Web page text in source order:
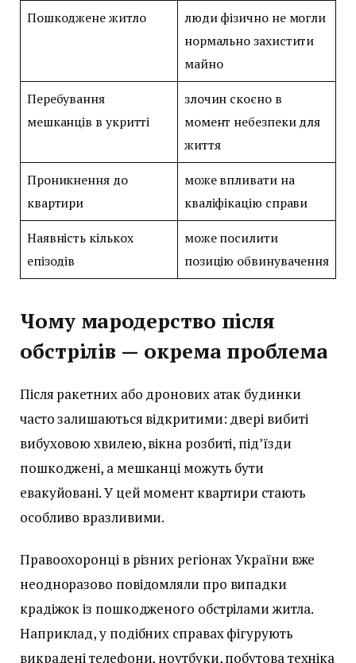
Пошкоджене житло
люди фізично не могли
нормально захистити
майно
Перебування
мешканців в укритті
злочин скоєно в
момент небезпеки для
життя
Проникнення до
квартири
може впливати на
кваліфікацію справи
Наявність кількох
епізодів
може посилити
позицію обвинувачення
Чому мародерство після
обстрілів — окрема проблема
Після ракетних або дронових атак будинки
часто залишаються відкритими: двері вибиті
вибуховою хвилею, вікна розбиті, під’їзди
пошкоджені, а мешканці можуть бути
евакуйовані. У цей момент квартири стають
особливо вразливими.
Правоохоронці в різних регіонах України вже
неодноразово повідомляли про випадки
крадіжок із пошкодженого обстрілами житла.
Наприклад, у подібних справах фігурують
викрадені телефони, ноутбуки, побутова техніка